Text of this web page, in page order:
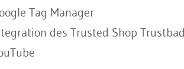
Tag Manager
des Trusted Shop